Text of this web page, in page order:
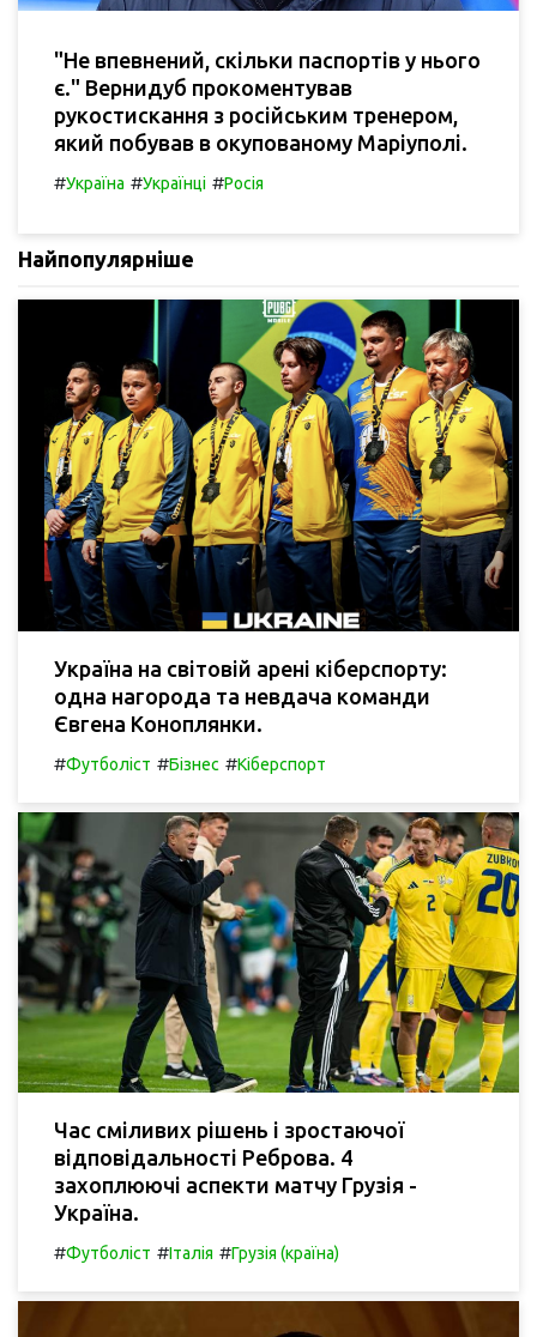
"Не впевнений, скільки паспортів у нього
є." Вернидуб прокоментував
рукостискання з російським тренером,
який побував в окупованому Маріуполі.
#Україна #Українці #Росія
Найпопулярніше
Україна на світовій арені кіберспорту:
одна нагорода та невдача команди
Євгена Коноплянки.
#Футболіст #Бізнес #Кіберспорт
Час сміливих рішень і зростаючої
відповідальності Реброва. 4
захоплюючі аспекти матчу Грузія -
Україна.
#Футболіст #Італія #Грузія (країна)